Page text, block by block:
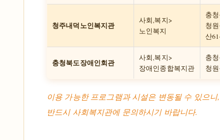
청주내덕노인복지관
사회,복지>
노인복지
충
청
산
충청북도장애인회관
사회,복지>
장애인종합복지관
충
청
이용 가능한 프로그램과 시설은 변동될 수 있으니
반드시 사회복지관에 문의하시기 바랍니다.